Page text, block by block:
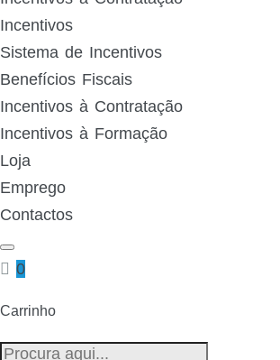
Incentivos
Sistema de Incentivos
Benefícios Fiscais
Incentivos à Contratação
Incentivos à Formação
Loja
Emprego
Contactos
0
Carrinho
Pesquisa